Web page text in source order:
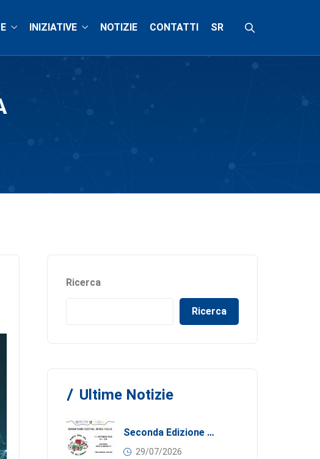
INIZIATIVE NOTIZIE CONTATTI SR
Ricerca
Ricerca
Ultime Notizie
Seconda Edizione Di MANGIA. DONA. AMA: Quando La Gastronomia Incontra La Solidarietà, 11 Settembre 2026
29/07/2026